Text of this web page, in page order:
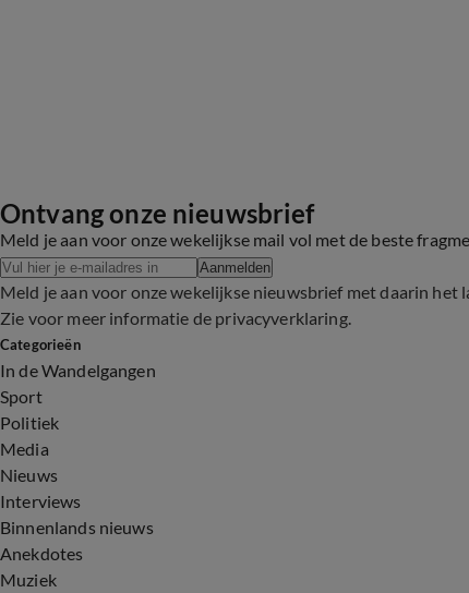
Ontvang onze nieuwsbrief
Meld je aan voor onze wekelijkse mail vol met de beste
Aanmelden
Meld je aan voor onze wekelijkse nieuwsbrief met daarin
Zie voor meer informatie de privacyverklaring.
Categorieën
In de Wandelgangen
Sport
Politiek
Media
Nieuws
Interviews
Binnenlands nieuws
Anekdotes
Muziek